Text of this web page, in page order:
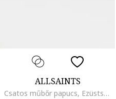
ALLSAINTS
Csatos műbőr papucs, Ezüstszín